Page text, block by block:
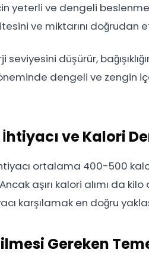
yeterli ve dengeli
ve miktarını doğrudan
düşürür,
dengeli ve zengin
ve Kalori
ortalama 400-500
aşırı kalori alımı da kilo
karşılamak en doğru
Gereken